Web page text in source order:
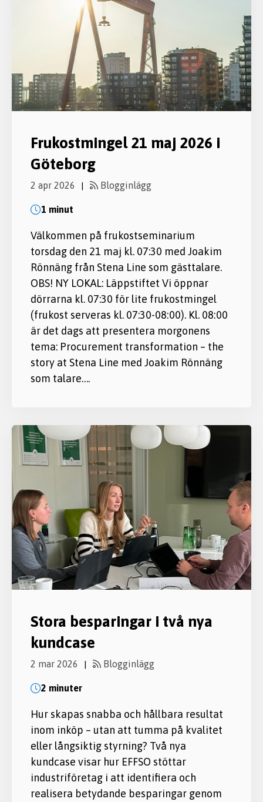
Frukostmingel 21 maj 2026 i
Göteborg
2 apr 2026 | Blogginlägg
1 minut
Välkommen på frukostseminarium
torsdag den 21 maj kl. 07:30 med Joakim
Rönnäng från Stena Line som gästtalare.
OBS! NY LOKAL: Läppstiftet Vi öppnar
dörrarna kl. 07:30 för lite frukostmingel
(frukost serveras kl. 07:30-08:00). Kl. 08:00
är det dags att presentera morgonens
tema: Procurement transformation – the
story at Stena Line med Joakim Rönnäng
som talare….
Stora besparingar i två nya
kundcase
2 mar 2026 | Blogginlägg
2 minuter
Hur skapas snabba och hållbara resultat
inom inköp – utan att tumma på kvalitet
eller långsiktig styrning? Två nya
kundcase visar hur EFFSO stöttar
industriföretag i att identifiera och
realisera betydande besparingar genom